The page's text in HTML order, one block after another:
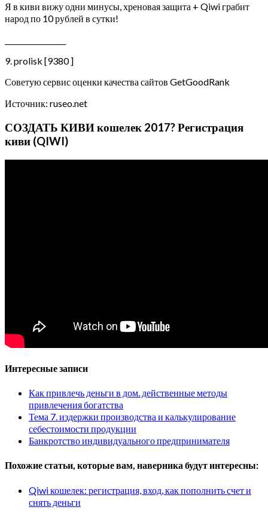
Я в киви вижу одни минусы, хреновая защита + Qiwi грабит
народ по 10 рублей в сутки!
9. prolisk [9380 ]
Советую сервис оценки качества сайтов GetGoodRank
Источник: ruseo.net
СОЗДАТЬ КИВИ кошелек 2017? Регистрация
киви (QIWI)
Интересные записи
Как привлечь деньги в дом. действенные методы
привлечения богатства
Тема 7. издержки производства и калькулирование
себестоимости продукции
Банкротство индивидуального предпринимателя
Похожие статьи, которые вам, наверника будут интересны:
Qiwi кошелек: регистрация, вход, как пополнить счет и
снять деньги